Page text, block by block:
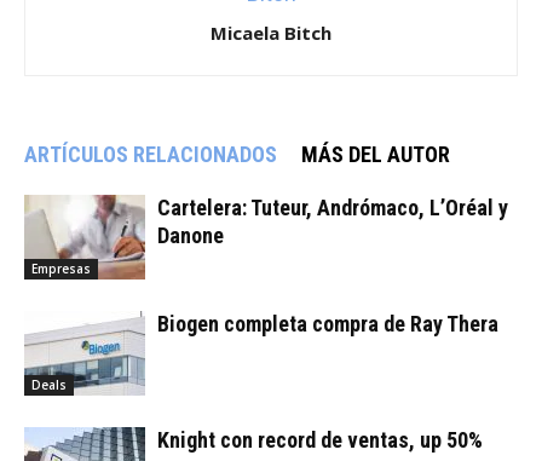
Micaela Bitch
ARTÍCULOS RELACIONADOS MÁS DEL AUTOR
Empresas
Cartelera: Tuteur, Andrómaco, L’Oréal y
Danone
Deals
Biogen completa compra de Ray Thera
Knight con record de ventas, up 50%